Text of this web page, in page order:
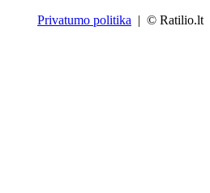
Privatumo politika | © Ratilio.lt